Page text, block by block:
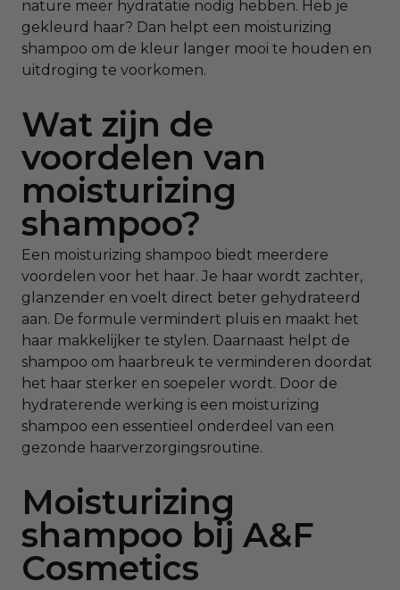
nature meer hydratatie nodig hebben. Heb je
gekleurd haar? Dan helpt een moisturizing
shampoo om de kleur langer mooi te houden en
uitdroging te voorkomen.
Wat zijn de
voordelen van
moisturizing
shampoo?
Een moisturizing shampoo biedt meerdere
voordelen voor het haar. Je haar wordt zachter,
glanzender en voelt direct beter gehydrateerd
aan. De formule vermindert pluis en maakt het
haar makkelijker te stylen. Daarnaast helpt de
shampoo om haarbreuk te verminderen doordat
het haar sterker en soepeler wordt. Door de
hydraterende werking is een moisturizing
shampoo een essentieel onderdeel van een
gezonde haarverzorgingsroutine.
Moisturizing
shampoo bij A&F
Cosmetics